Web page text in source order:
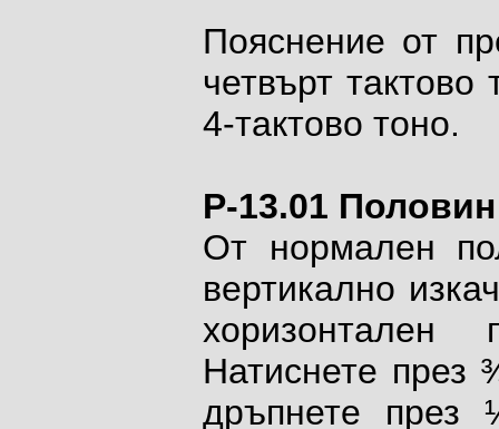
Пояснение от
четвърт
4-тактово тоно.
P-13.01 Половин
От нормален
вертикално
Натиснете през
дръпнете през